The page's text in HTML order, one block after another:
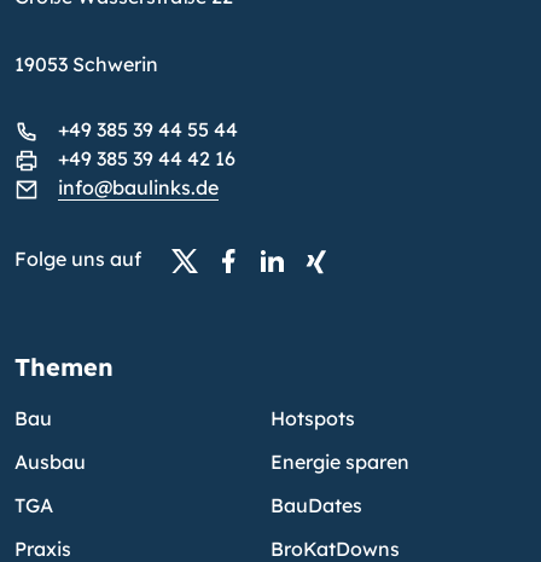
19053 Schwerin
+49 385 39 44 55 44
+49 385 39 44 42 16
info@baulinks.de
Folge uns auf
Themen
Bau
Ausbau
TGA
Praxis
Hotspots
Energie sparen
BauDates
BroKatDowns